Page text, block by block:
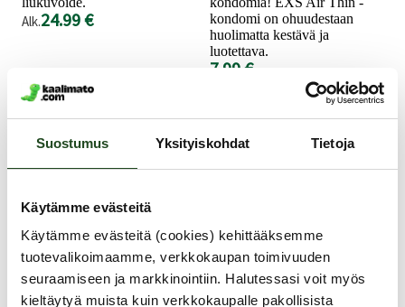
Suostumus Yksityiskohdat Tietoja
Käytämme evästeitä
Käytämme evästeitä (cookies) kehittääksemme
tuotevalikoimaamme, verkkokaupan toimivuuden
seuraamiseen ja markkinointiin. Halutessasi voit myös
kieltäytyä muista kuin verkkokaupalle pakollisista
Alk.24.99 €
kondomi on ohuudestaan
huolimatta kestävä ja
luotettava.
7.99 €
RFSU
RELOAD -